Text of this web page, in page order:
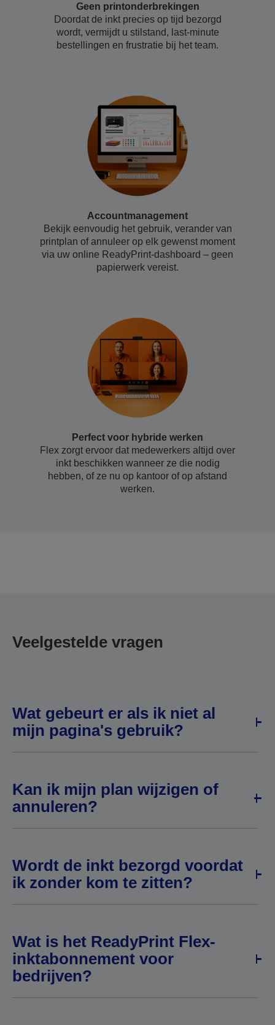
Geen printonderbrekingen
Doordat de inkt precies op tijd bezorgd
wordt, vermijdt u stilstand, last-minute
bestellingen en frustratie bij het team.
Accountmanagement
Bekijk eenvoudig het gebruik, verander van
printplan of annuleer op elk gewenst moment
via uw online ReadyPrint-dashboard – geen
papierwerk vereist.
Perfect voor hybride werken
Flex zorgt ervoor dat medewerkers altijd over
inkt beschikken wanneer ze die nodig
hebben, of ze nu op kantoor of op afstand
werken.
Veelgestelde vragen
Wat gebeurt er als ik niet al
mijn pagina's gebruik?
Kan ik mijn plan wijzigen of
annuleren?
Wordt de inkt bezorgd voordat
ik zonder kom te zitten?
Wat is het ReadyPrint Flex-
inktabonnement voor
bedrijven?